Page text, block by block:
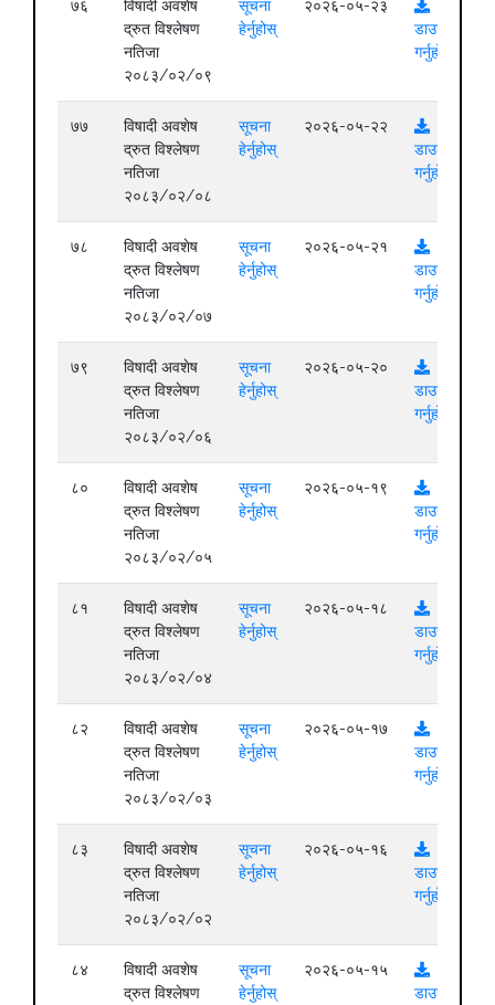
७६
विषादी अवशेष
द्रुत विश्लेषण
नतिजा
२०८३/०२/०९
सूचना
हेर्नुहोस्
२०२६-०५-२३
डाउनलोड
गर्नुहोस्
७७
विषादी अवशेष
द्रुत विश्लेषण
नतिजा
२०८३/०२/०८
सूचना
हेर्नुहोस्
२०२६-०५-२२
डाउनलोड
गर्नुहोस्
७८
विषादी अवशेष
द्रुत विश्लेषण
नतिजा
२०८३/०२/०७
सूचना
हेर्नुहोस्
२०२६-०५-२१
डाउनलोड
गर्नुहोस्
७९
विषादी अवशेष
द्रुत विश्लेषण
नतिजा
२०८३/०२/०६
सूचना
हेर्नुहोस्
२०२६-०५-२०
डाउनलोड
गर्नुहोस्
८०
विषादी अवशेष
द्रुत विश्लेषण
नतिजा
२०८३/०२/०५
सूचना
हेर्नुहोस्
२०२६-०५-१९
डाउनलोड
गर्नुहोस्
८१
विषादी अवशेष
द्रुत विश्लेषण
नतिजा
२०८३/०२/०४
सूचना
हेर्नुहोस्
२०२६-०५-१८
डाउनलोड
गर्नुहोस्
८२
विषादी अवशेष
द्रुत विश्लेषण
नतिजा
२०८३/०२/०३
सूचना
हेर्नुहोस्
२०२६-०५-१७
डाउनलोड
गर्नुहोस्
८३
विषादी अवशेष
द्रुत विश्लेषण
नतिजा
२०८३/०२/०२
सूचना
हेर्नुहोस्
२०२६-०५-१६
डाउनलोड
गर्नुहोस्
८४
विषादी अवशेष
द्रुत विश्लेषण
सूचना
हेर्नुहोस्
२०२६-०५-१५
डाउनलोड